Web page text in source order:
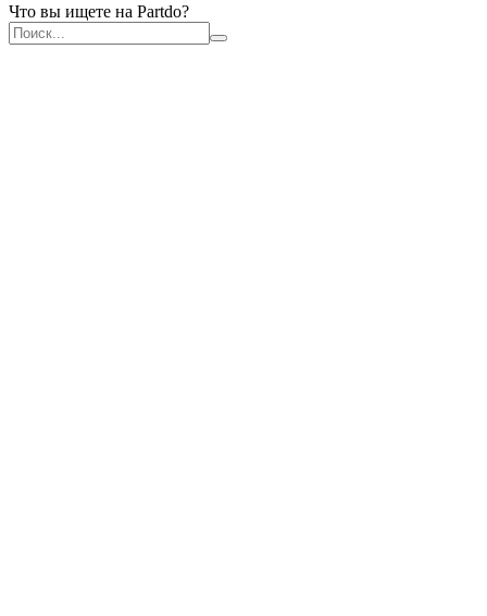
Что вы ищете на Partdo?